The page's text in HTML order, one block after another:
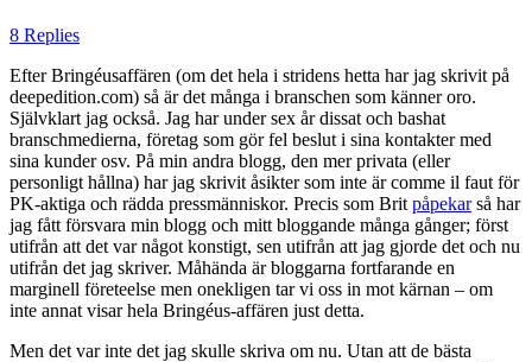
8 Replies
Efter Bringéusaffären (om det hela i stridens hetta har jag skrivit på
deepedition.com) så är det många i branschen som känner oro.
Självklart jag också. Jag har under sex år dissat och bashat
branschmedierna, företag som gör fel beslut i sina kontakter med
sina kunder osv. På min andra blogg, den mer privata (eller
personligt hållna) har jag skrivit åsikter som inte är comme il faut för
PK-aktiga och rädda pressmänniskor. Precis som Brit påpekarså har
jag fått försvara min blogg och mitt bloggande många gånger; först
utifrån att det var något konstigt, sen utifrån att jag gjorde det och nu
utifrån det jag skriver. Måhända är bloggarna fortfarande en
marginell företeelse men onekligen tar vi oss in mot kärnan – om
inte annat visar hela Bringéus-affären just detta.
Men det var inte det jag skulle skriva om nu. Utan att de bästa